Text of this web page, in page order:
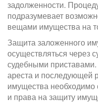
задолженности.
подразумевает
вещами имущества на
Защита заложенного
осуществляться через
судебными
ареста и последующей
имущества необходимо
и права на защиту